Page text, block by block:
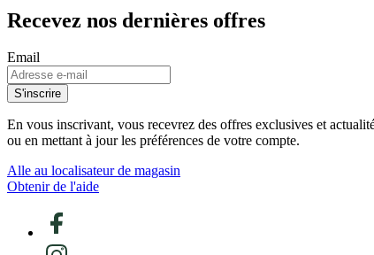
Recevez nos dernières offres
Email
S'inscrire
En vous inscrivant, vous recevrez des offres exclusives et
ou en mettant à jour les préférences de votre compte.
Alle au localisateur de magasin
Obtenir de l'aide